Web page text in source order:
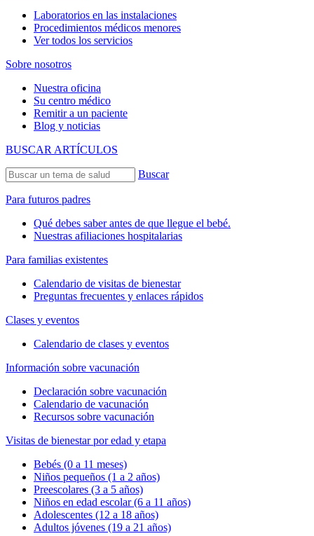
Laboratorios en las instalaciones
Procedimientos médicos menores
Ver todos los servicios
Sobre nosotros
Nuestra oficina
Su centro médico
Remitir a un paciente
Blog y noticias
BUSCAR ARTÍCULOS
Buscar
Para futuros padres
Qué debes saber antes de que llegue el bebé.
Nuestras afiliaciones hospitalarias
Para familias existentes
Calendario de visitas de bienestar
Preguntas frecuentes y enlaces rápidos
Clases y eventos
Calendario de clases y eventos
Información sobre vacunación
Declaración sobre vacunación
Calendario de vacunación
Recursos sobre vacunación
Visitas de bienestar por edad y etapa
Bebés (0 a 11 meses)
Niños pequeños (1 a 2 años)
Preescolares (3 a 5 años)
Niños en edad escolar (6 a 11 años)
Adolescentes (12 a 18 años)
Adultos jóvenes (19 a 21 años)